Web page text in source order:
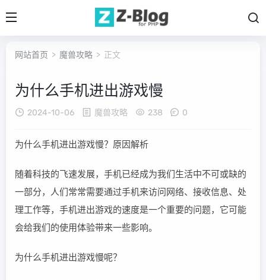
网站首页 > 魔兽攻略 > 正文
为什么手机进出游戏慢
2024-10-06 魔兽攻略 238 0
为什么手机进出游戏慢？原因解析
随着科技的飞速发展，手机已经成为我们生活中不可或缺的
一部分，人们常常需要通过手机来访问网络、接收信息、处
理工作等，手机进出游戏的速度是一个重要的问题，它可能
会给我们的使用体验带来一些影响。
为什么手机进出游戏慢呢？